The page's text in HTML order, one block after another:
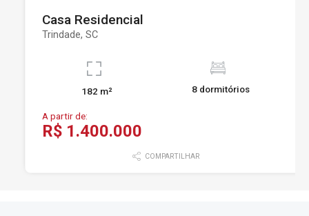
Casa Residencial
Trindade, SC
182 m² 8 dormitórios
A partir de:
R$ 1.400.000
COMPARTILHAR